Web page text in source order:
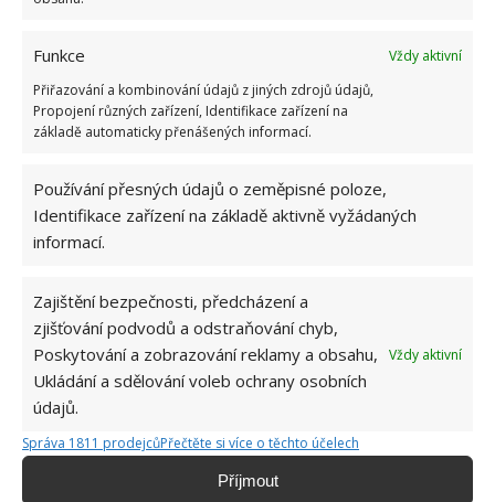
Funkce
Vždy aktivní
Přiřazování a kombinování údajů z jiných zdrojů údajů,
Propojení různých zařízení, Identifikace zařízení na
základě automaticky přenášených informací.
Používání přesných údajů o zeměpisné poloze,
Identifikace zařízení na základě aktivně vyžádaných
informací.
Zajištění bezpečnosti, předcházení a
zjišťování podvodů a odstraňování chyb,
Poskytování a zobrazování reklamy a obsahu,
Ukládání a sdělování voleb ochrany osobních
údajů.
Vždy aktivní
Správa 1811 prodejcůPřečtěte si více o těchto účelech
Příjmout
Přidejte svůj názor
Jiří Kolář
Absolvent České zemědělské
velkým kutilem. V podstatě vše, co je
možné najít v j...[Více o autorovi]